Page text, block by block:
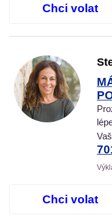
Chci volat
Chci volat